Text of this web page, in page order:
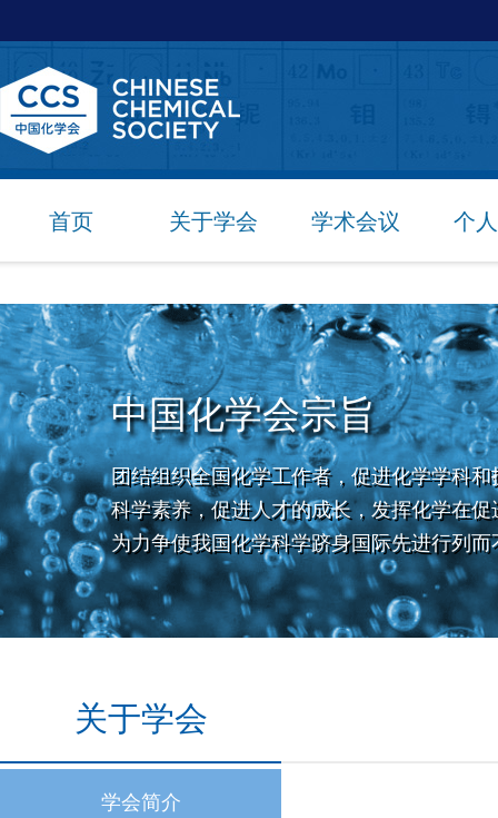
首页 关于学会 学术会议 个
中国化学会宗旨
团结组织全国化学工作者，促进化学学科
科学素养，促进人才的成长，发挥化学在
为力争使我国化学科学跻身国际先进行列
关于学会
学会简介